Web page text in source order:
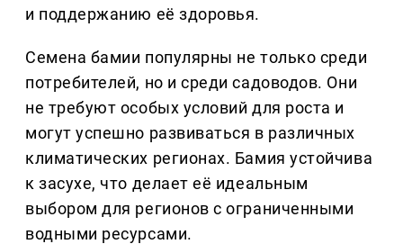
и поддержанию её здоровья.
Семена бамии популярны не только среди
потребителей, но и среди садоводов. Они
не требуют особых условий для роста и
могут успешно развиваться в различных
климатических регионах. Бамия устойчива
к засухе, что делает её идеальным
выбором для регионов с ограниченными
водными ресурсами.